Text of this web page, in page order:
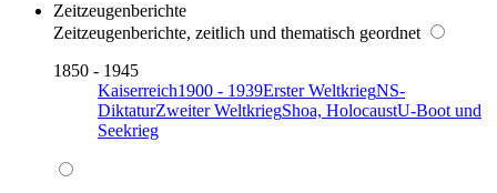
Zeitzeugenberichte
Zeitzeugenberichte, zeitlich und thematisch geordnet
1850 - 1945
Kaiserreich1900 - 1939Erster WeltkriegNS-
DiktaturZweiter WeltkriegShoa, HolocaustU-Boot und
Seekrieg